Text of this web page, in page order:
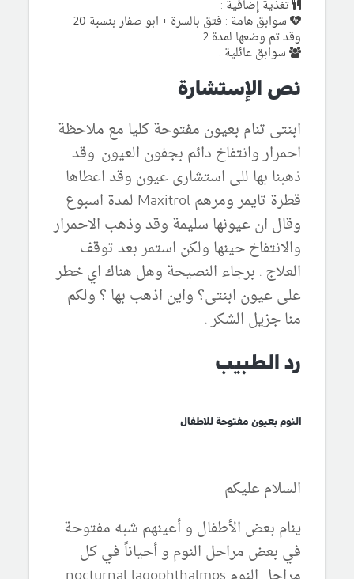
تغذية إضافية :
سوابق هامة : فتق بالسرة + ابو صفار بنسبة 20
وقد تم وضعها لمدة 2
سوابق عائلية :
نص الإستشارة
ابنتى تنام بعيون مفتوحة كليا مع ملاحظة
احمرار وانتفاخ دائم بجفون العيون. وقد
ذهبنا بها للى استشارى عيون وقد اعطاها
قطرة تايمر ومرهم Maxitrol لمدة اسبوع
وقال ان عيونها سليمة وقد وذهب الاحمرار
والانتفاخ حينها ولكن استمر بعد توقف
العلاج . برجاء النصيحة وهل هناك اي خطر
على عيون ابنتى؟ واين اذهب بها ؟ ولكم
منا جزيل الشكر .
رد الطبيب
النوم بعيون مفتوحة للاطفال
السلام عليكم
ينام بعض الأطفال و أعينهم شبه مفتوحة
في بعض مراحل النوم و أحياناً في كل